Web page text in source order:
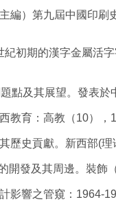
）第九屆中國印刷
初期的漢字金屬活
點及其展望。發表於
教育：高教（10），
史貢獻。新西部(理
發及其周邊。裝飾
影響之管窺：1964-